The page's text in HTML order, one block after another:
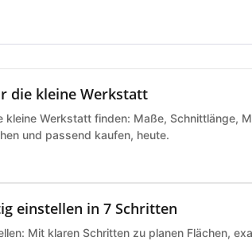
die kleine Werkstatt
kleine Werkstatt finden: Maße, Schnittlänge,
und passend kaufen, heute.
einstellen in 7 Schritten
Mit klaren Schritten zu planen Flächen,